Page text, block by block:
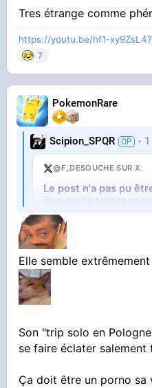
Tres étrange comme
https://youtu.be/hf1-
7
PokemonRare
Scipion_SPQR
@F_DESOUCHE SUR X
Le post n'a pas pu
Bloqueur de pistage ou
Ouvrir sur X
Elle semble
Son "trip solo en
se faire éclater
Ça doit être un porno sa